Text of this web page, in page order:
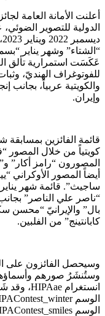
أعلنت الأمانة العامة
الدولية للتصوير
ديسمبر 2022 ويناير 2023، حيث كان موضوع مسابقة شهر
“الشتاء” وشهر يناير
عَكَسَت استمرارية تألق
للفوتوغراف الهنديّ،
والكويتية عربياً، بجانب
وإيران.
قائمة الفائزين بمسابقة
كويتياً من خلال المصور
المصورون “رامز
أيضاً المصور الأوكراني
ساجيث”. قائمة شهر
“ناصر علي الناصر”
بال” والإيرانيّ “محسن
كابانتينج” من الفلبين.
وسيحصل الفائزون على
وستُنشَرُ صورهم
انستغرام HIPAae، وقد
الوسم
الوسم